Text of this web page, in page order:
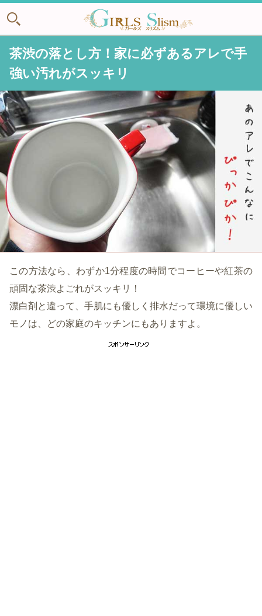
茶渋の落とし方！家に必ずあるアレで手
強い汚れがスッキリ
この方法なら、わずか1分程度の時間でコーヒーや紅茶の
頑固な茶渋よごれがスッキリ！
漂白剤と違って、手肌にも優しく排水だって環境に優しい
モノは、どの家庭のキッチンにもありますよ。